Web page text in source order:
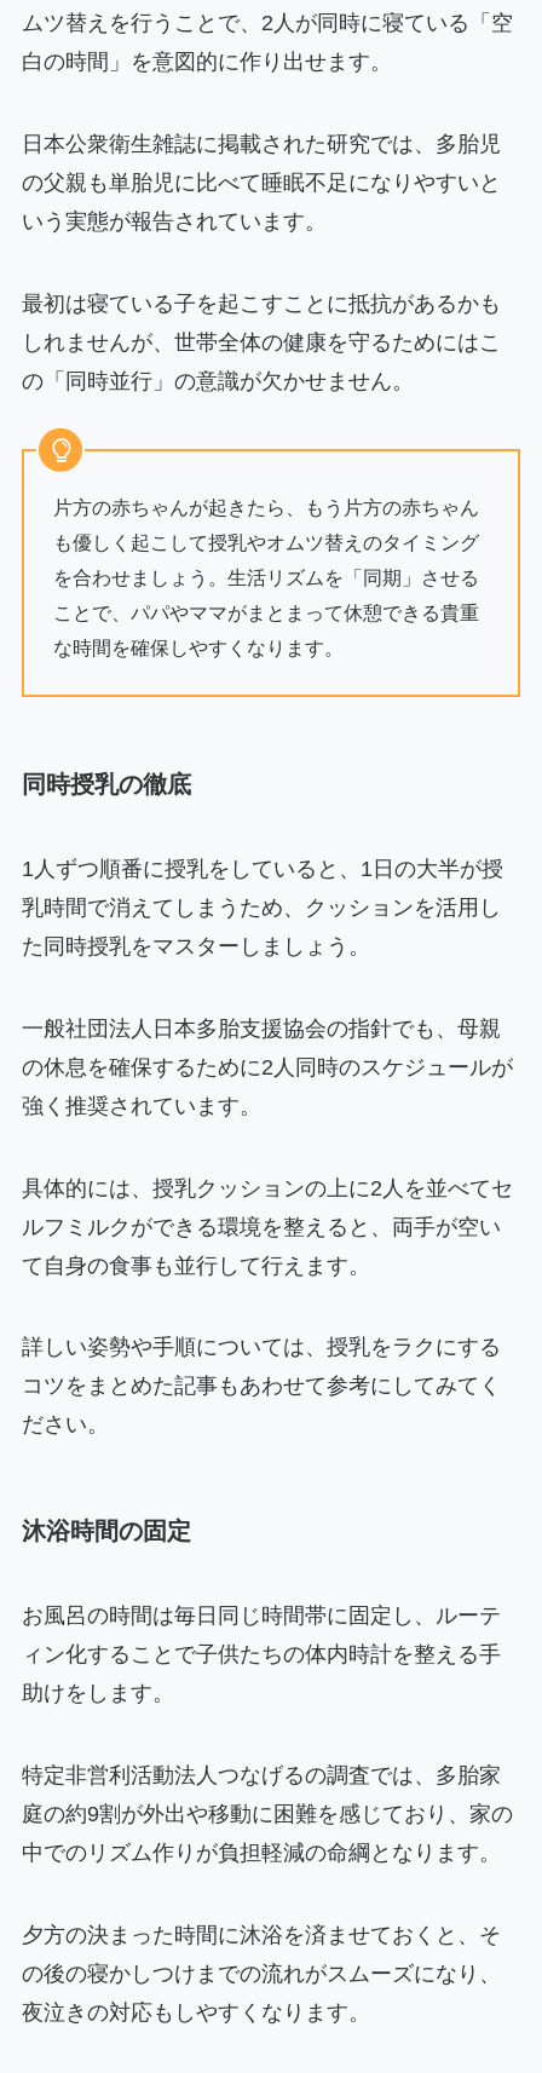
ムツ替えを行うことで、2人が同時に寝ている「空
白の時間」を意図的に作り出せます。
日本公衆衛生雑誌に掲載された研究では、多胎児
の父親も単胎児に比べて睡眠不足になりやすいと
いう実態が報告されています。
最初は寝ている子を起こすことに抵抗があるかも
しれませんが、世帯全体の健康を守るためにはこ
の「同時並行」の意識が欠かせません。
片方の赤ちゃんが起きたら、もう片方の赤ちゃん
も優しく起こして授乳やオムツ替えのタイミング
を合わせましょう。生活リズムを「同期」させる
ことで、パパやママがまとまって休憩できる貴重
な時間を確保しやすくなります。
同時授乳の徹底
1人ずつ順番に授乳をしていると、1日の大半が授
乳時間で消えてしまうため、クッションを活用し
た同時授乳をマスターしましょう。
一般社団法人日本多胎支援協会の指針でも、母親
の休息を確保するために2人同時のスケジュールが
強く推奨されています。
具体的には、授乳クッションの上に2人を並べてセ
ルフミルクができる環境を整えると、両手が空い
て自身の食事も並行して行えます。
詳しい姿勢や手順については、授乳をラクにする
コツをまとめた記事もあわせて参考にしてみてく
ださい。
沐浴時間の固定
お風呂の時間は毎日同じ時間帯に固定し、ルーテ
ィン化することで子供たちの体内時計を整える手
助けをします。
特定非営利活動法人つなげるの調査では、多胎家
庭の約9割が外出や移動に困難を感じており、家の
中でのリズム作りが負担軽減の命綱となります。
夕方の決まった時間に沐浴を済ませておくと、そ
の後の寝かしつけまでの流れがスムーズになり、
夜泣きの対応もしやすくなります。